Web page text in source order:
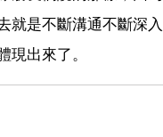
就是不斷溝通不斷深
出來了。